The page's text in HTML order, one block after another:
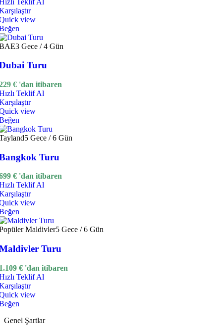
view
3 Gece / 4 Gün
Turu
€ 'dan itibaren
Teklif Al
view
5 Gece / 6 Gün
Turu
€ 'dan itibaren
Teklif Al
view
Maldivler5 Gece / 6 Gün
Turu
€ 'dan itibaren
Teklif Al
view
Genel Şartlar